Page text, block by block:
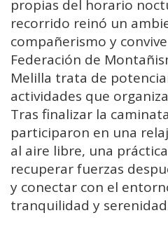
propias del horario
recorrido reinó un
compañerismo y
Federación de
Melilla trata de
actividades que
Tras finalizar la
participaron en una
al aire libre, una
recuperar fuerzas
y conectar con el
tranquilidad y